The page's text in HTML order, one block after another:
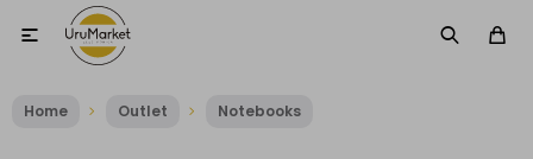

Home Outlet Notebooks